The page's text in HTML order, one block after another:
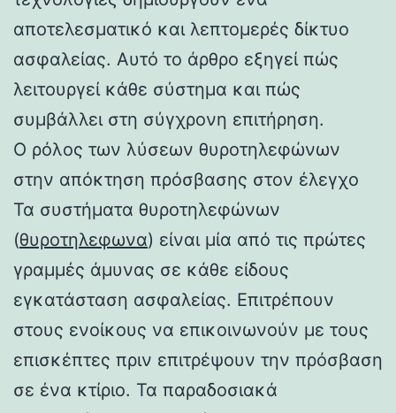
αποτελεσματικό και λεπτομερές δίκτυο
ασφαλείας. Αυτό το άρθρο εξηγεί πώς
λειτουργεί κάθε σύστημα και πώς
συμβάλλει στη σύγχρονη επιτήρηση.
Ο ρόλος των λύσεων θυροτηλεφώνων
στην απόκτηση πρόσβασης στον έλεγχο
Τα συστήματα θυροτηλεφώνων
(θυροτηλεφωνα) είναι μία από τις πρώτες
γραμμές άμυνας σε κάθε είδους
εγκατάσταση ασφαλείας. Επιτρέπουν
στους ενοίκους να επικοινωνούν με τους
επισκέπτες πριν επιτρέψουν την πρόσβαση
σε ένα κτίριο. Τα παραδοσιακά